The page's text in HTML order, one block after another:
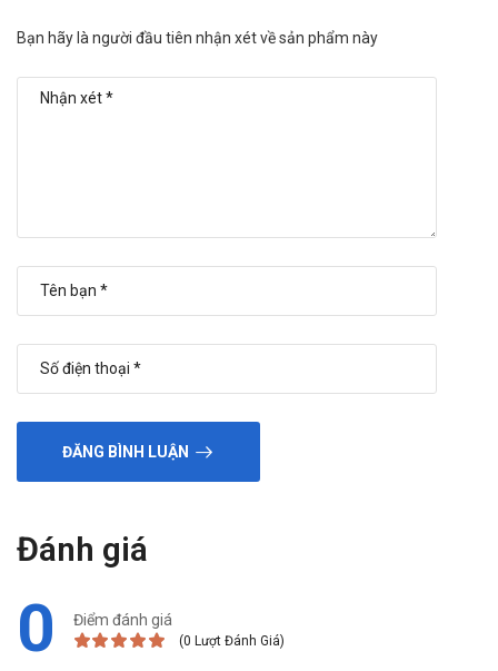
Bạn hãy là người đầu tiên nhận xét về sản phẩm này
ĐĂNG BÌNH LUẬN
Đánh giá
0 Điểm đánh giá
(0 Lượt Đánh Giá)